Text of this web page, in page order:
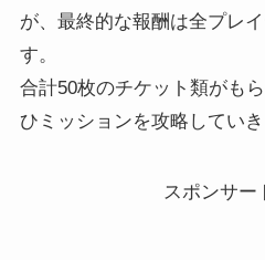
が、最終的な報酬は全プレ
す。
合計50枚のチケット類がも
ひミッションを攻略していき
スポンサー